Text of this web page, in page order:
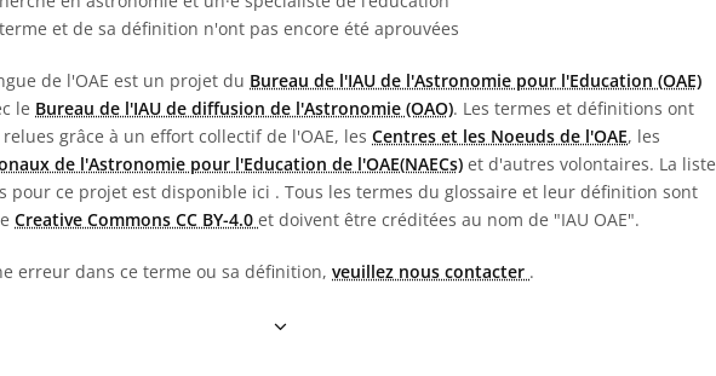
et de sa définition n'ont pas encore été aprouvées
de l'OAE est un projet du Bureau de l'IAU de l'Astronomie pour l'Education (OAE)
le Bureau de l'IAU de diffusion de l'Astronomie (OAO). Les termes et définitions ont
grâce à un effort collectif de l'OAE, les Centres et les Noeuds de l'OAE, les
de l'Astronomie pour l'Education de l'OAE(NAECs) et d'autres volontaires. La liste
pour ce projet est disponible ici . Tous les termes du glossaire et leur définition sont
Creative Commons CC BY-4.0 et doivent être créditées au nom de "IAU OAE".
erreur dans ce terme ou sa définition, veuillez nous contacter .